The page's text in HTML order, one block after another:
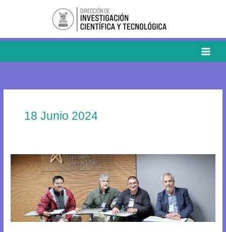
18 Junio 2024
Usach
participa
en
seminario
de
cierre